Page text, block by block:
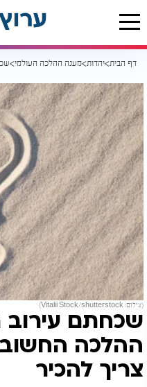
דף הבית יהדות מענה ההלכה העולמי
(צילום: Vitalii Stock/shutterstock)
שכחתם עירוב
ההלכה
צריך להכיר